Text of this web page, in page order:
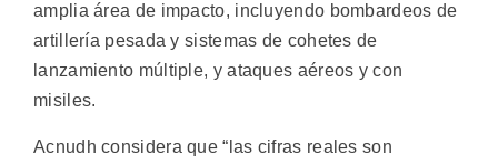
amplia área de impacto, incluyendo bombardeos de
artillería pesada y sistemas de cohetes de
lanzamiento múltiple, y ataques aéreos y con
misiles.
Acnudh considera que “las cifras reales son